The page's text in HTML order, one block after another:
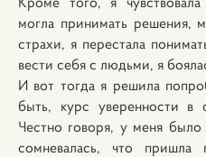
могла принимать решения,
страхи, я перестала
вести себя с людьми, я
И вот тогда я решила
быть, курс уверенности
Честно говоря, у меня
сомневалась, что